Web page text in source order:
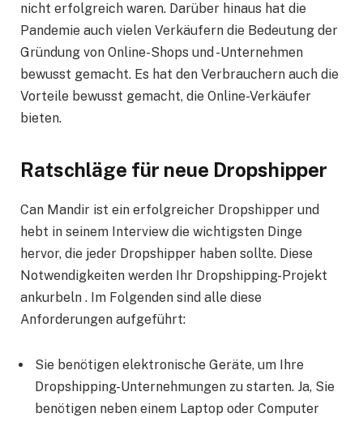
nicht erfolgreich waren. Darüber hinaus hat die
Pandemie auch vielen Verkäufern die Bedeutung der
Gründung von Online-Shops und -Unternehmen
bewusst gemacht. Es hat den Verbrauchern auch die
Vorteile bewusst gemacht, die Online-Verkäufer
bieten.
Ratschläge für neue Dropshipper
Can Mandir ist ein erfolgreicher Dropshipper und
hebt in seinem Interview die wichtigsten Dinge
hervor, die jeder Dropshipper haben sollte. Diese
Notwendigkeiten werden Ihr Dropshipping-Projekt
ankurbeln . Im Folgenden sind alle diese
Anforderungen aufgeführt:
Sie benötigen elektronische Geräte, um Ihre
Dropshipping-Unternehmungen zu starten. Ja, Sie
benötigen neben einem Laptop oder Computer